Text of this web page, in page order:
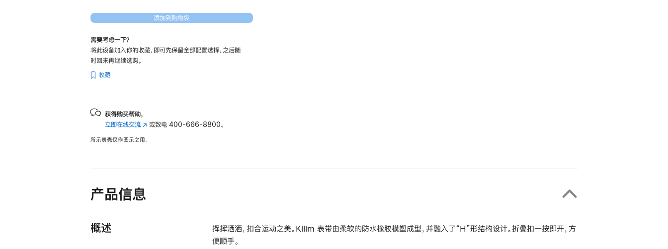
添加到购物袋
需要考虑一下？
将此设备加入你的收藏，即可先保留全部配置选择，之后随
时回来再继续选购。
收藏
获得购买帮助，
立即在线交流 (在 或致电400-666-8800。
所示表壳仅作图示之用。
产品信息
概述
挥挥洒洒，扣合运动之美。Kilim 表带由柔软的防水橡胶模塑成型，并融入了“H”形结构设计。折叠扣一按即开，方
便顺手。